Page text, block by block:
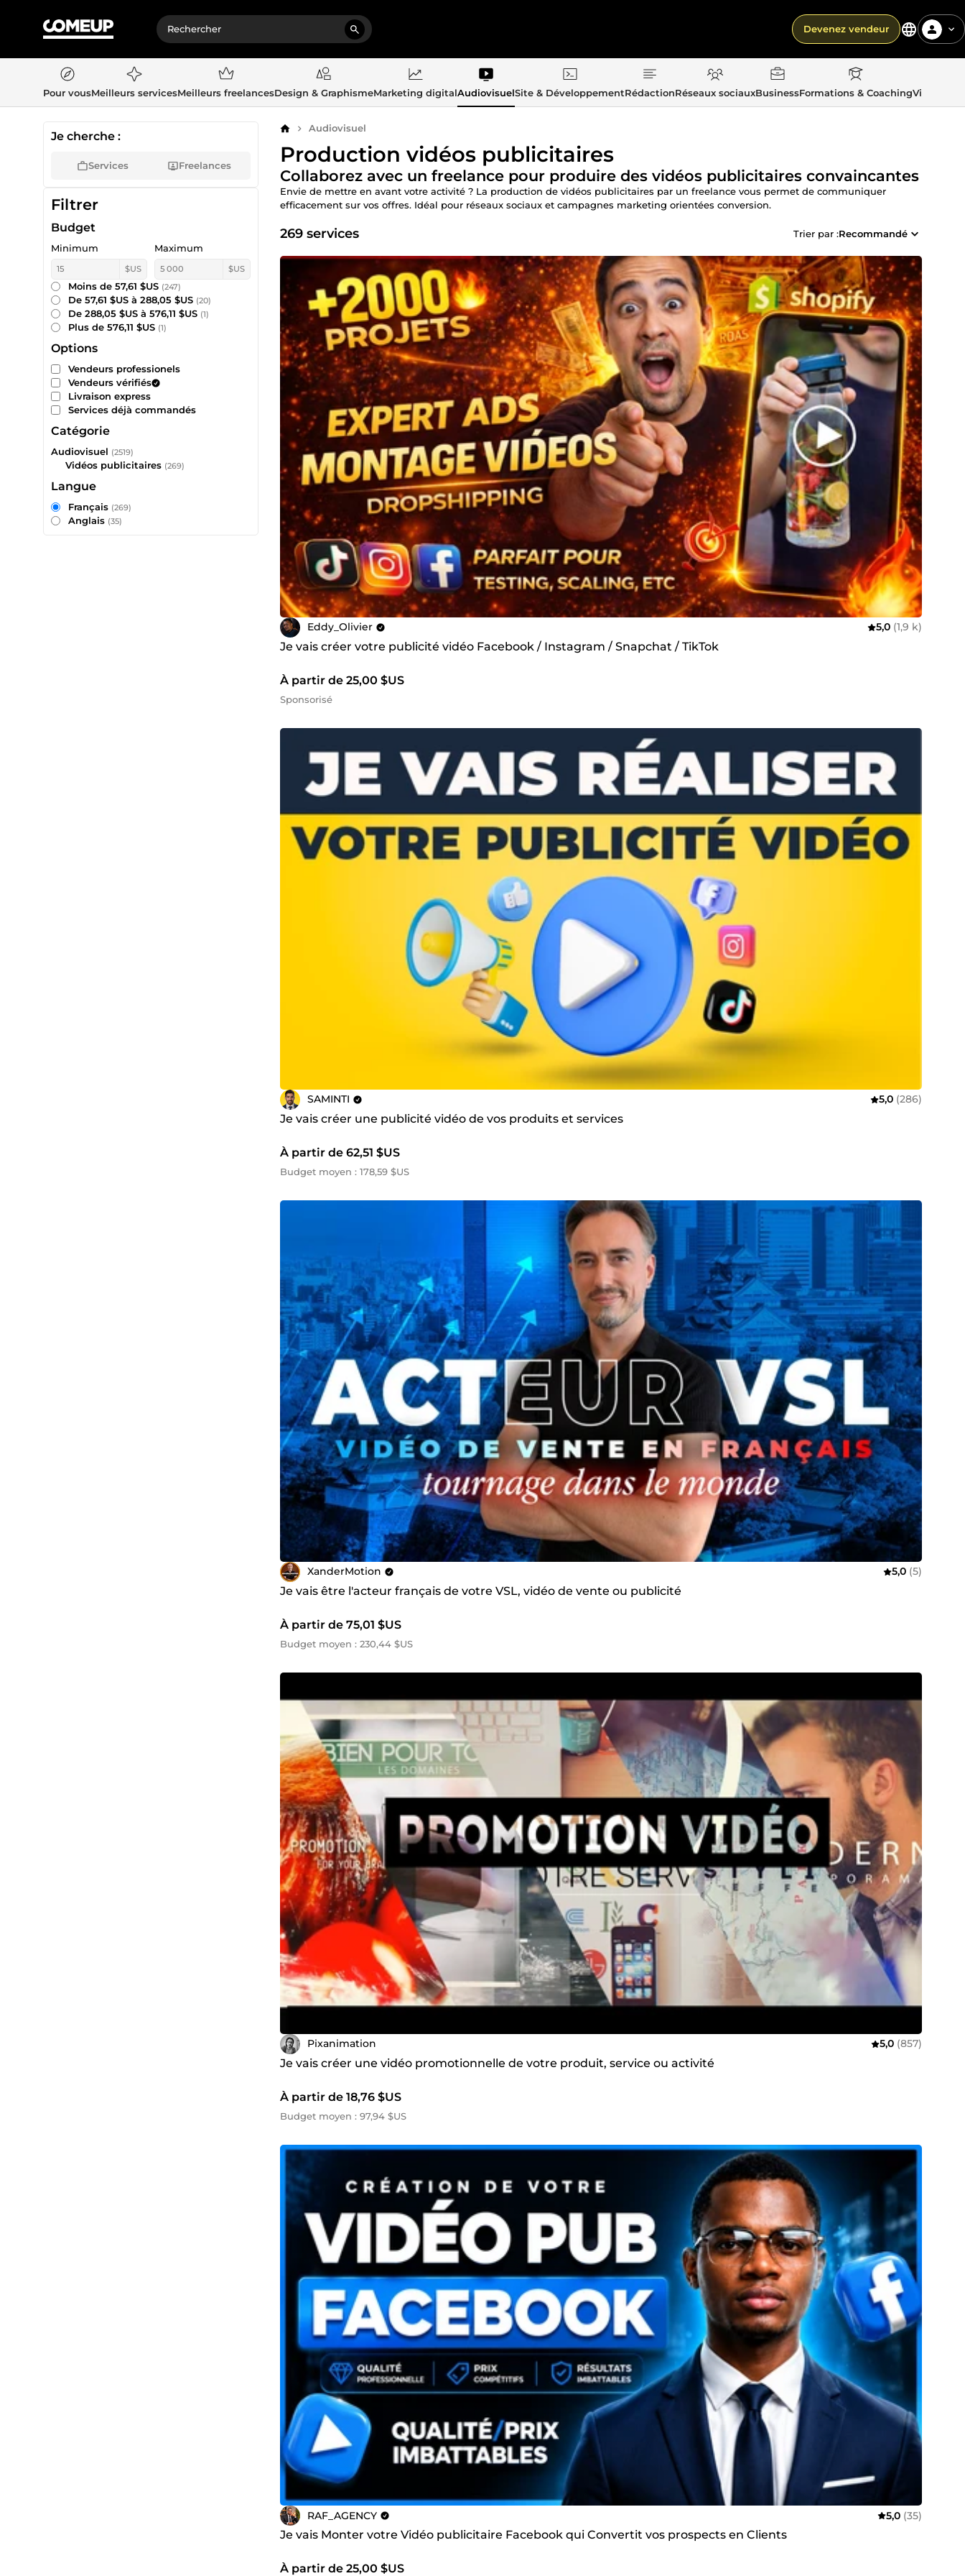
Devenez vendeur
Pour vousMeilleurs servicesMeilleurs freelancesDesign & GraphismeMarketing digitalAudiovisuelSite & DéveloppementRédactionRéseaux sociauxBusinessFormations & CoachingVie
AccueilAudiovisuel
Production vidéos publicitaires
Collaborez avec un freelance pour produire des vidéos publicitaires convaincantes
Envie de mettre en avant votre activité ? La production de vidéos publicitaires par un freelance vous permet de communiquer
efficacement sur vos offres. Idéal pour réseaux sociaux et campagnes marketing orientées conversion.
269 services Trier par :Recommandé
Eddy_Olivier 5,0 (1,9 k)
Je vais créer votre publicité vidéo Facebook / Instagram / Snapchat / TikTok
À partir de 25,00 $US
Sponsorisé
SAMINTI 5,0 (286)
Je vais créer une publicité vidéo de vos produits et services
À partir de 62,51 $US
Budget moyen : 178,59 $US
XanderMotion 5,0 (5)
Je vais être l'acteur français de votre VSL, vidéo de vente ou publicité
À partir de 75,01 $US
Budget moyen : 230,44 $US
Pixanimation 5,0 (857)
Je vais créer une vidéo promotionnelle de votre produit, service ou activité
À partir de 18,76 $US
Budget moyen : 97,94 $US
RAF_AGENCY 5,0 (35)
Je vais Monter votre Vidéo publicitaire Facebook qui Convertit vos prospects en Clients
À partir de 25,00 $US
Je cherche :
Services Freelances
Filtrer
Budget
Minimum
$US
Maximum
$US
Moins de 57,61 $US (247)
De 57,61 $US à 288,05 $US (20)
De 288,05 $US à 576,11 $US (1)
Plus de 576,11 $US (1)
Options
Vendeurs professionels
Vendeurs vérifiés
Livraison express
Services déjà commandés
Catégorie
Audiovisuel (2519)
Vidéos publicitaires (269)
Langue
Français (269)
Anglais (35)